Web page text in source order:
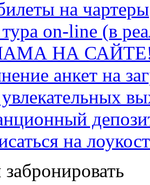
на чартеры
тура on-line (в
НА
анкет на
на